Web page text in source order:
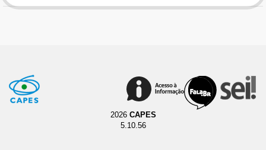
2026 CAPES
5.10.56